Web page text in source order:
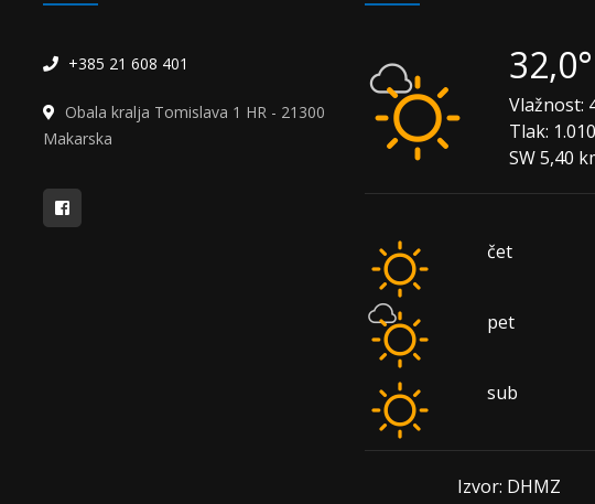
+385 21 608 401
Obala kralja Tomislava 1 HR - 21300
Makarska
Vlažnost:
Tlak:
SW 5,40
čet
pet
sub
Izvor: DHMZ